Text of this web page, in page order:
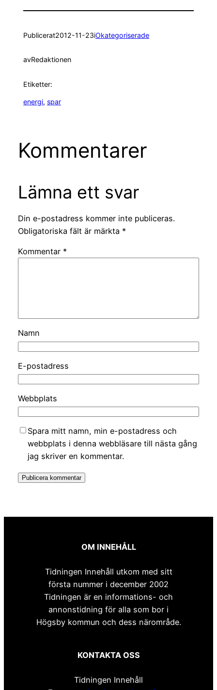
Publicerat2012-11-23iOkategoriserade
avRedaktionen
Etiketter:
energi, spar
Kommentarer
Lämna ett svar
Din e-postadress kommer inte publiceras.
Obligatoriska fält är märkta *
Kommentar *
Namn
E-postadress
Webbplats
Spara mitt namn, min e-postadress och
webbplats i denna webbläsare till nästa gång
jag skriver en kommentar.
OM INNEHÅLL
Tidningen Innehåll utkom med sitt
första nummer i december 2002
Tidningen är en informations- och
annonstidning för alla som bor i
Högsby kommun och dess närområde.
KONTAKTA OSS
Tidningen Innehåll